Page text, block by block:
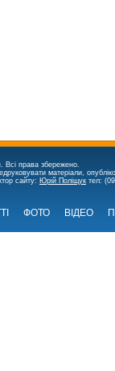
Всі права збережено.
матеріали,
сайту: Юрій Поліщук тел:
ФОТО ВІДЕО